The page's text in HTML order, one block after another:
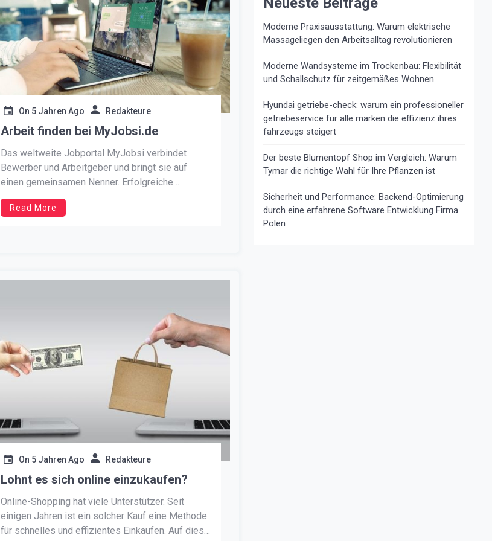
On 5 Jahren Ago Redakteure
Arbeit finden bei MyJobsi.de
Das weltweite Jobportal MyJobsi verbindet
Bewerber und Arbeitgeber und bringt sie auf
einen gemeinsamen Nenner. Erfolgreiche
Kandidaten an den Mann zu bringen.
Stellenanzeigen in Deutschland schalten war noch
Read More
On 5 Jahren Ago Redakteure
Lohnt es sich online einzukaufen?
Online-Shopping hat viele Unterstützer. Seit
einigen Jahren ist ein solcher Kauf eine Methode
für schnelles und effizientes Einkaufen. Auf diese
Moderne Praxisausstattung: Warum elektrische
Massageliegen den Arbeitsalltag revolutionieren
Moderne Wandsysteme im Trockenbau: Flexibilität
und Schallschutz für zeitgemäßes Wohnen
Hyundai getriebe-check: warum ein professioneller
getriebeservice für alle marken die effizienz ihres
fahrzeugs steigert
Der beste Blumentopf Shop im Vergleich: Warum
Tymar die richtige Wahl für Ihre Pflanzen ist
Sicherheit und Performance: Backend-Optimierung
durch eine erfahrene Software Entwicklung Firma
Polen